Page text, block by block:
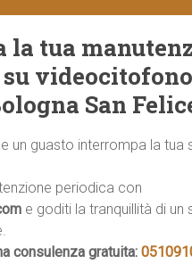
la tua
videocitofono
San
un guasto interrompa la tua
periodica con
e goditi la tranquillità di un
consulenza gratuita: